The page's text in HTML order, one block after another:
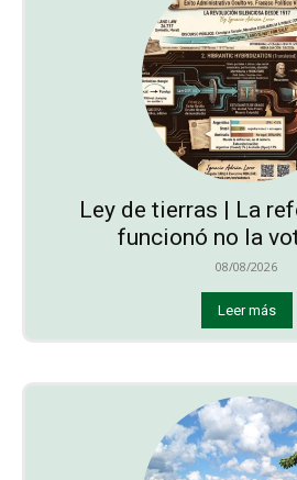
Ley de tierras | La
funcionó no la
08/08/2026
Leer más